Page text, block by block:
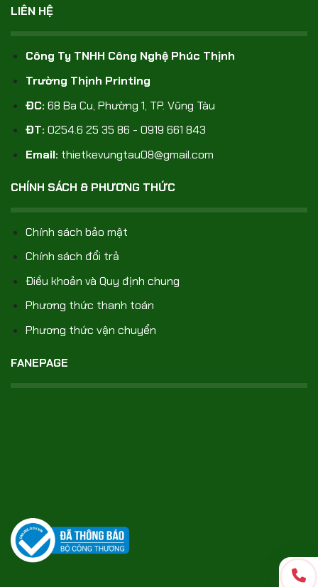
LIÊN HỆ
Công Ty TNHH Công Nghệ Phúc Thịnh
Trường Thịnh Printing
ĐC: 68 Ba Cu, Phường 1, TP. Vũng Tàu
ĐT: 0254.6 25 35 86 - 0919 661 843
Email: thietkevungtau08@gmail.com
CHÍNH SÁCH & PHƯƠNG THỨC
Chính sách bảo mật
Chính sách đổi trả
Điều khoản và Quy định chung
Phương thức thanh toán
Phương thức vận chuyển
FANEPAGE